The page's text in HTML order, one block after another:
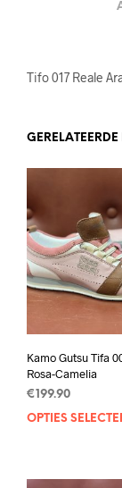
Tifo 017 Reale
GERELATEERDE
Kamo Gutsu Tifa
Rosa-Camelia
€ 199.90
OPTIES